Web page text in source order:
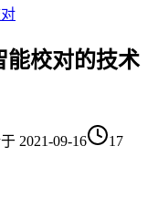
能校对的技术
2021-09-16
17